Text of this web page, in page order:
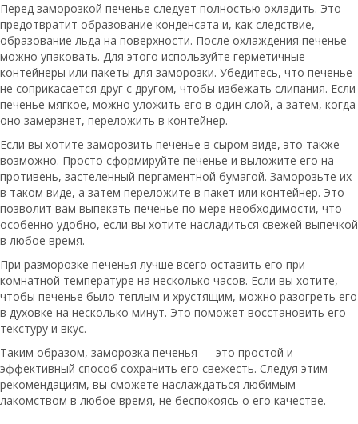
Перед заморозкой печенье следует полностью охладить. Это
предотвратит образование конденсата и, как следствие,
образование льда на поверхности. После охлаждения печенье
можно упаковать. Для этого используйте герметичные
контейнеры или пакеты для заморозки. Убедитесь, что печенье
не соприкасается друг с другом, чтобы избежать слипания. Если
печенье мягкое, можно уложить его в один слой, а затем, когда
оно замерзнет, переложить в контейнер.
Если вы хотите заморозить печенье в сыром виде, это также
возможно. Просто сформируйте печенье и выложите его на
противень, застеленный пергаментной бумагой. Заморозьте их
в таком виде, а затем переложите в пакет или контейнер. Это
позволит вам выпекать печенье по мере необходимости, что
особенно удобно, если вы хотите насладиться свежей выпечкой
в любое время.
При разморозке печенья лучше всего оставить его при
комнатной температуре на несколько часов. Если вы хотите,
чтобы печенье было теплым и хрустящим, можно разогреть его
в духовке на несколько минут. Это поможет восстановить его
текстуру и вкус.
Таким образом, заморозка печенья — это простой и
эффективный способ сохранить его свежесть. Следуя этим
рекомендациям, вы сможете наслаждаться любимым
лакомством в любое время, не беспокоясь о его качестве.